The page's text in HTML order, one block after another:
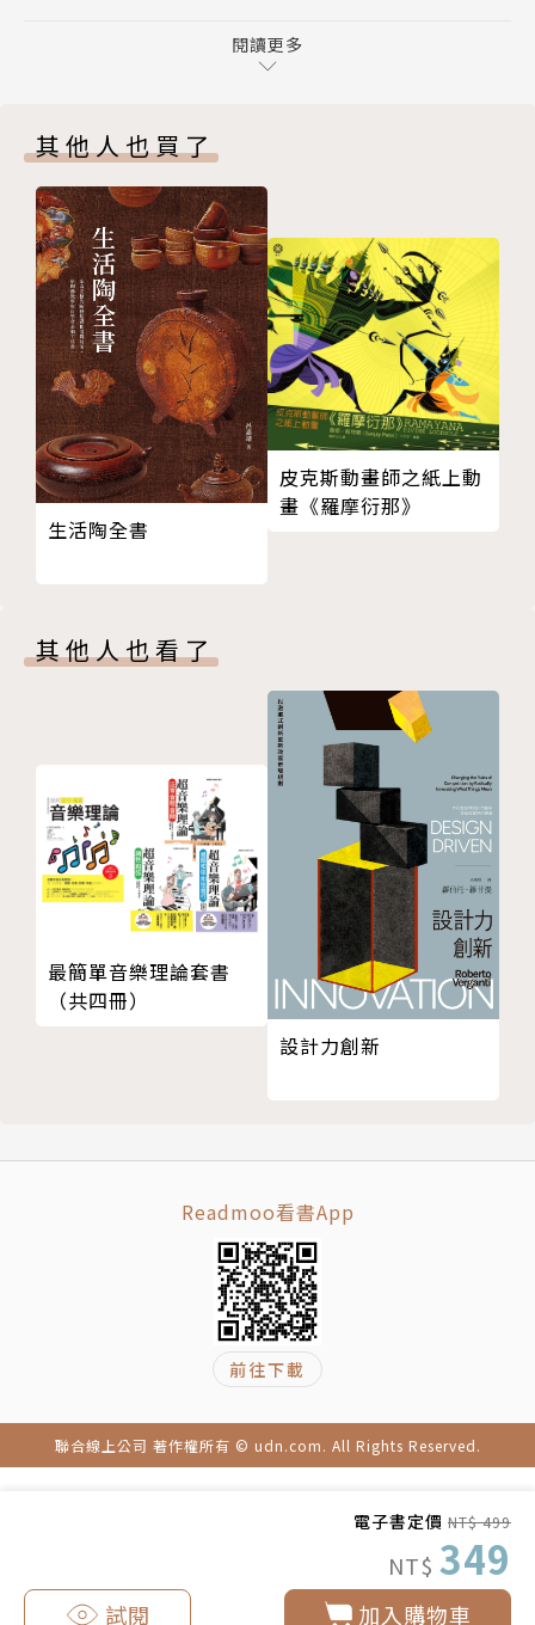
電子書定價 NT$ 499
NT$ 349
加入購物車
試閱
就能取勝，面對不斷求新求變的消費趨勢，製造各式各
的觀察一一來探究場景式餐飲空間設計這幾年來的發展
趨勢。
I-SELECT 場景式餐飲空間設計案例賞析
規劃餐飲空間時為了讓顧客獲得不同的層次體驗，甚至
能感受到品牌的核心價值，空間設計人聯手品牌一起透
過不同的場景設定，同時疊加各種服務與行為體驗，讓
人進入到餐廳不僅僅是吃飯，更是享受、沉浸在用餐環
境裡的一切。蒐羅國內外各地場景式餐飲空間設計案
例，以「文化性」、「科技性」、「儀式感」分類來加
以介紹和說明，探究空間設計師如何透過各式場景為餐
廳製造好的消費體驗。
老屋風潮依究不敗！愈來愈多餐廳、咖啡店選擇進駐老
房子，透過設計再造新品牌的同時也延續老屋生命。蒐
羅台灣各地經由老房子改建的餐飲店，從「老屋活
化」、「餐飲定位」、「空間布局」、「風格定調」等
面向，探究餐飲品牌選擇從老屋出發的原因，以及如何
藉由設計帶出空間新特色。
DETAIL──迷你而精緻的外帶店設計
愈來愈多餐飲品牌思考店面改從小而精緻的外帶店切入
市場，但迷你店鋪設計兼顧餐點製作、銷售，甚至座位
服務，該如何「斟酌」以達到空間使用最大化？蒐羅台
灣、日本、大陸的外帶店設計作品，從「店鋪設計」、
「格局配置」、「亮點規劃」、「材質運用」、「包裝
PEOPLE──傳統元素結合文青設計，為庶民小吃注入
王捷生，接替父親小王清湯瓜仔肉與滷肉飯事業，成為
第二代經營者，並將原本攤車經營型態改成店面，加入
文青風設計元素，轉型為「小王煮瓜」品牌。初掌家業
後，除了讓品牌轉型，後續導入識別設計、更新店內裝
潢，以此拉近年青人距離，讓客群向下延伸；甚至還於
桃園機場設立分店，把傳統小吃的好滋味讓更多人知
CROSSOVER──整合品牌定位開創餐飲空間新未來
體驗時代下，現代人到餐廳用餐不僅止於口舌之間的滿
2024餐飲空間設計特集〔場景式空間行銷術──文化
INTERVIEW 場景式餐飲空間設計發展趨勢
I-SELECT 場景式餐飲空間設計案例賞析
文化性
科技性
儀式感
VISION
IDEA│老房子開店－舊屋成特色餐飲空間
發揮材料的純粹性，打造自然樸實的精緻「廢墟」
老屋原味×木質系的光盒咖啡店
百年老屋優雅轉身，以「窺探」為引賦予新餐飲體驗
從老空間出發，打造內斂具現代人文的用餐環境
味蕾與視覺的雙重饗宴，讓品嚐懷石料理更道地
結合城市脈動的老屋新生，BURNT出熱情與極速美食
以材質與色調製造溫暖清新的消費空間
以材質呈現新舊碰撞，大隱於市的時尚咖啡
透過三坪外帶小空間，創造更多的溫度與意義
PEOPLE│穩傳統元素結合文青設計，為庶民小吃注入
新面貌〔小王煮瓜二代 王捷生〕
CROSSOVER│整合品牌定位開創餐飲空間新未來〔瑪
黑家居洪鈺婷VS.十幸制作蔡昀修、陳奕翰〕
EVENT│2024 英國倫敦蛇形藝廊展，融入環境的星狀
建築群島
EVENT│2024 城市美學展《城市解方》，探索公共場
閱讀更多
其他人也買了
生活陶全書
皮克斯動畫師之紙上動
畫《羅摩衍那》
其他人也看了
最簡單音樂理論套書
（共四冊）
設計力創新
Readmoo看書App
前往下載
聯合線上公司 著作權所有 © udn.com. All Rights Reserved.